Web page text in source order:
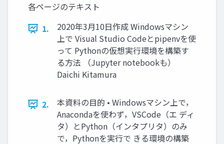
各ページのテキスト
1.
2020年3月10日作成 Windowsマシン
上で Visual Studio Codeとpipenvを使
って Pythonの仮想実行環境を構築す
る方法 （Jupyter notebookも）
Daichi Kitamura
2.
本資料の目的 • Windowsマシン上で，
Anacondaを使わず，VSCode（エ ディ
タ）とPython（インタプリタ）のみ
で，Pythonを実行で きる環境の構築